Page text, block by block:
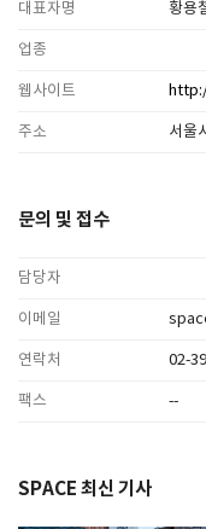
대표자명 황용
업종
웹사이트
주소 서울
문의 및 접수
담당자
이메일
연락처 02-
팩스 --
SPACE 최신 기사